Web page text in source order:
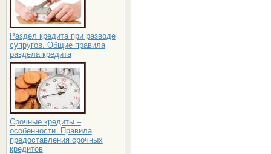
Раздел кредита при разводе
супругов. Общие правила
раздела кредита
Срочные кредиты –
особенности. Правила
предоставления срочных
кредитов